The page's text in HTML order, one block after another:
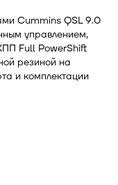
Cummins QSL 9.0
управлением,
Full PowerShift
резиной на
и комплектации